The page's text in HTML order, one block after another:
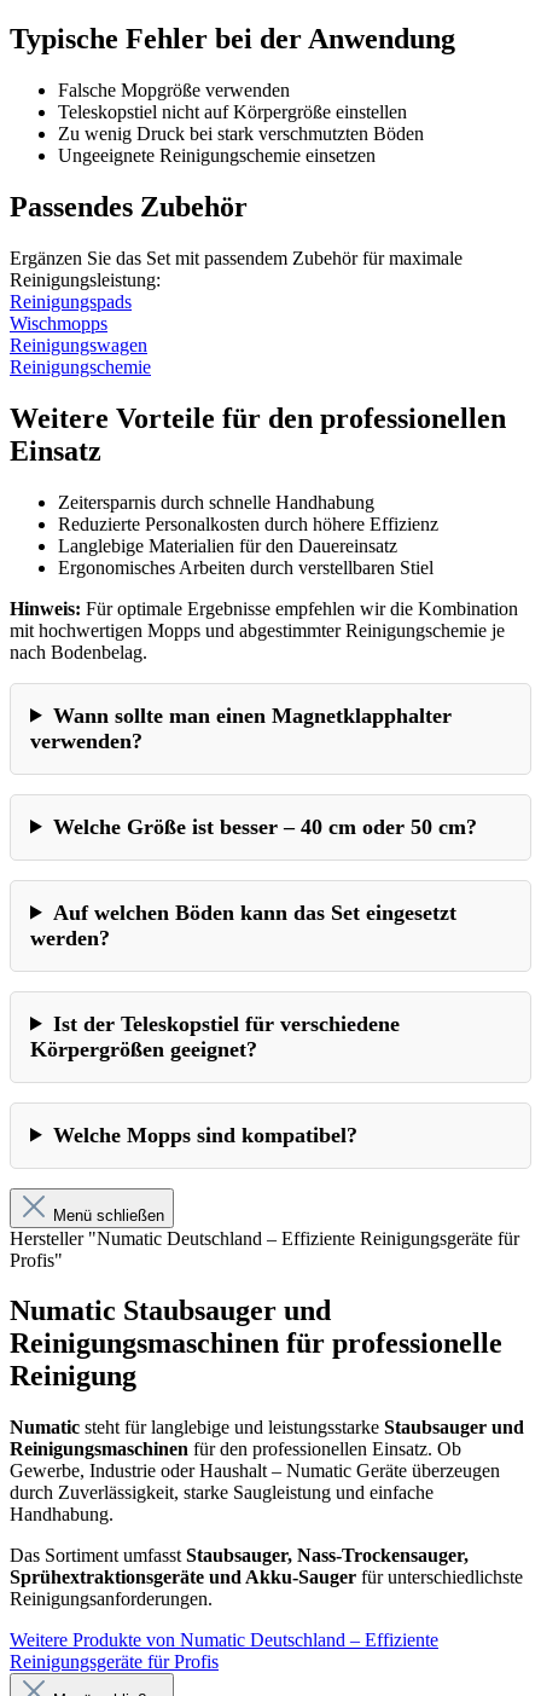
Typische Fehler bei der Anwendung
Falsche Mopgröße verwenden
Teleskopstiel nicht auf Körpergröße einstellen
Zu wenig Druck bei stark verschmutzten Böden
Ungeeignete Reinigungschemie einsetzen
Passendes Zubehör
Ergänzen Sie das Set mit passendem Zubehör für maximale
Reinigungsleistung:
Reinigungspads
Wischmopps
Reinigungswagen
Reinigungschemie
Weitere Vorteile für den professionellen
Einsatz
Zeitersparnis durch schnelle Handhabung
Reduzierte Personalkosten durch höhere Effizienz
Langlebige Materialien für den Dauereinsatz
Ergonomisches Arbeiten durch verstellbaren Stiel
Hinweis: Für optimale Ergebnisse empfehlen wir die Kombination
mit hochwertigen Mopps und abgestimmter Reinigungschemie je
nach Bodenbelag.
Wann sollte man einen Magnetklapphalter
verwenden?
Welche Größe ist besser – 40 cm oder 50 cm?
Auf welchen Böden kann das Set eingesetzt
werden?
Ist der Teleskopstiel für verschiedene
Körpergrößen geeignet?
Welche Mopps sind kompatibel?
Menü schließen
Hersteller "Numatic Deutschland – Effiziente Reinigungsgeräte für
Profis"
Numatic Staubsauger und
Reinigungsmaschinen für professionelle
Reinigung
Numatic steht für langlebige und leistungsstarke Staubsauger und
Reinigungsmaschinen für den professionellen Einsatz. Ob
Gewerbe, Industrie oder Haushalt – Numatic Geräte überzeugen
durch Zuverlässigkeit, starke Saugleistung und einfache
Handhabung.
Das Sortiment umfasst Staubsauger, Nass-Trockensauger,
Sprühextraktionsgeräte und Akku-Sauger für unterschiedlichste
Reinigungsanforderungen.
Weitere Produkte von Numatic Deutschland – Effiziente
Reinigungsgeräte für Profis